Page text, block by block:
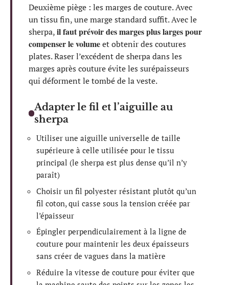
Deuxième piège : les marges de couture. Avec
un tissu fin, une marge standard suffit. Avec le
sherpa,il faut prévoir des marges plus larges pour
compenser le volumeet obtenir des coutures
plates. Raser l’excédent de sherpa dans les
marges après couture évite les surépaisseurs
qui déforment le tombé de la veste.
Adapter le fil et l’aiguille au
sherpa
Utiliser une aiguille universelle de taille
supérieure à celle utilisée pour le tissu
principal (le sherpa est plus dense qu’il n’y
paraît)
Choisir un fil polyester résistant plutôt qu’un
fil coton, qui casse sous la tension créée par
l’épaisseur
Épingler perpendiculairement à la ligne de
couture pour maintenir les deux épaisseurs
sans créer de vagues dans la matière
Réduire la vitesse de couture pour éviter que